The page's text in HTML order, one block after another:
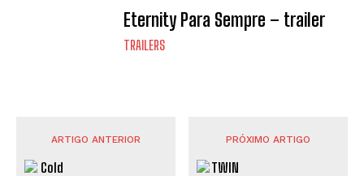
Eternity Para Sempre – trailer
TRAILERS
ARTIGO ANTERIOR PRÓXIMO ARTIGO